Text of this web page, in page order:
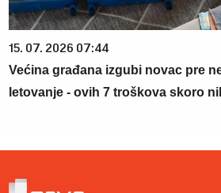
15. 07. 2026 07:44
Većina građana izgubi novac pre
letovanje - ovih 7 troškova skoro